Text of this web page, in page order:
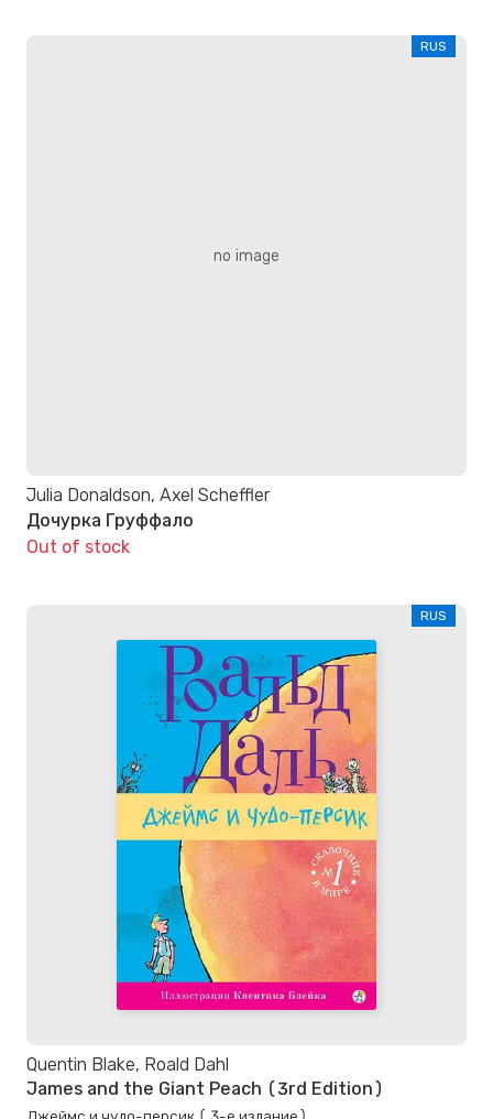
RUS
no image
Julia Donaldson, Axel Scheffler
Дочурка Груффало
Out of stock
RUS
Quentin Blake, Roald Dahl
James and the Giant Peach (3rd Edition)